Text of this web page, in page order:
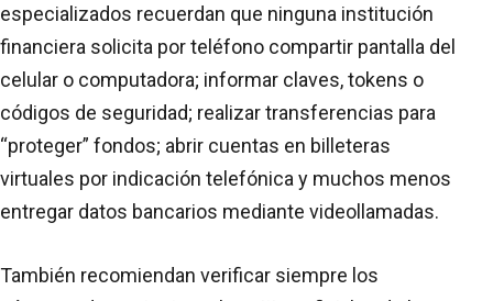
especializados recuerdan que ninguna institución
financiera solicita por teléfono compartir pantalla del
celular o computadora; informar claves, tokens o
códigos de seguridad; realizar transferencias para
“proteger” fondos; abrir cuentas en billeteras
virtuales por indicación telefónica y muchos menos
entregar datos bancarios mediante videollamadas.
También recomiendan verificar siempre los